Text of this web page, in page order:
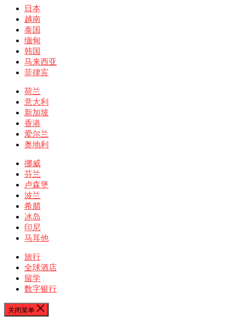
日本
越南
泰国
缅甸
韩国
马来西亚
菲律宾
荷兰
意大利
新加坡
香港
爱尔兰
奥地利
挪威
芬兰
卢森堡
波兰
希腊
冰岛
印尼
马耳他
旅行
全球酒店
留学
数字银行
关闭菜单